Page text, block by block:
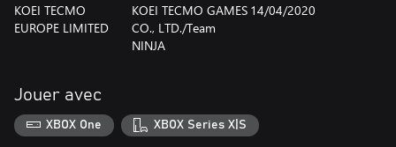
KOEI TECMO
EUROPE LIMITED
KOEI TECMO GAMES
CO., LTD./Team
NINJA
14/04/2020
Jouer avec
XBOX One XBOX Series X|S